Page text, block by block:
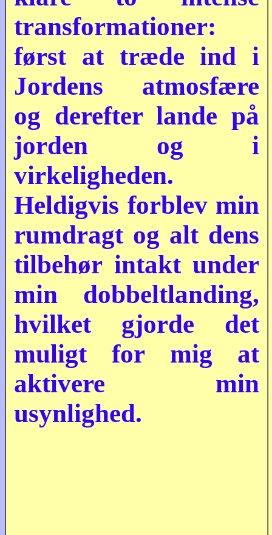
transformationer:
først at træde ind i
Jordens atmosfære
og derefter lande på
jorden og i
virkeligheden.
Heldigvis forblev min
rumdragt og alt dens
tilbehør intakt under
min dobbeltlanding,
hvilket gjorde det
muligt for mig at
aktivere min
usynlighed.